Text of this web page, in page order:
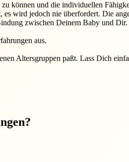
können und die individuellen
wird jedoch nie überfordert. Die
zwischen Deinem Baby und Dir.
aus.
Altersgruppen paßt. Lass Dich